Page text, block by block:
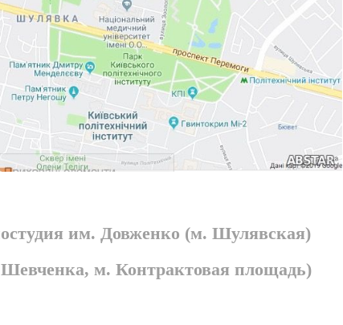
им. Довженко (м. Шулявская)
м. Контрактовая площадь)